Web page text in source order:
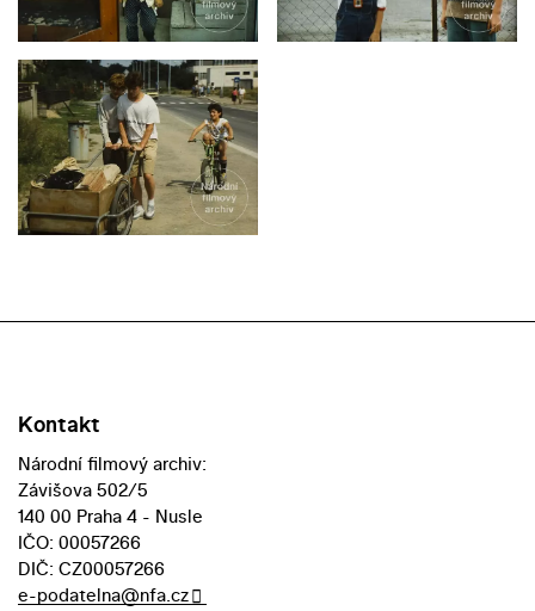
Kontakt
Národní filmový archiv:
Závišova 502/5
140 00 Praha 4 - Nusle
IČO: 00057266
DIČ: CZ00057266
e-podatelna@nfa.cz